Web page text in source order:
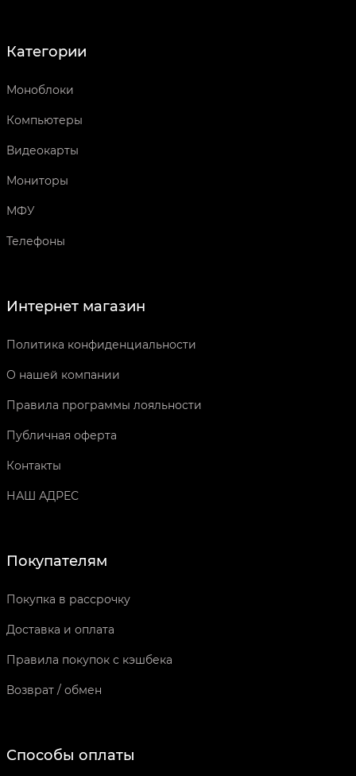
Категории
Моноблоки
Компьютеры
Видеокарты
Мониторы
МФУ
Телефоны
Интернет магазин
Политика конфиденциальности
О нашей компании
Правила программы лояльности
Публичная оферта
Контакты
НАШ АДРЕС
Покупателям
Покупка в рассрочку
Доставка и оплата
Правила покупок с кэшбека
Возврат / обмен
Способы оплаты